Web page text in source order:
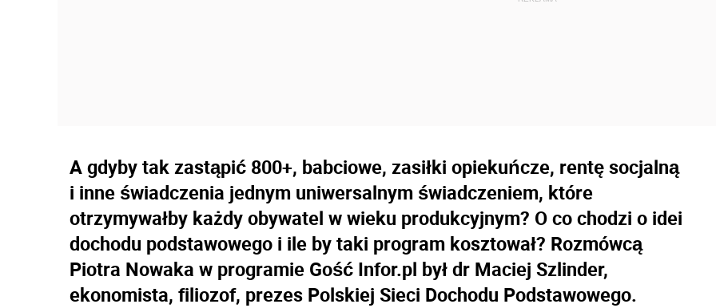
A gdyby tak zastąpić 800+, babciowe, zasiłki opiekuńcze, rentę socjalną
i inne świadczenia jednym uniwersalnym świadczeniem, które
otrzymywałby każdy obywatel w wieku produkcyjnym? O co chodzi o idei
dochodu podstawowego i ile by taki program kosztował? Rozmówcą
Piotra Nowaka w programie Gość Infor.pl był dr Maciej Szlinder,
ekonomista, filiozof, prezes Polskiej Sieci Dochodu Podstawowego.